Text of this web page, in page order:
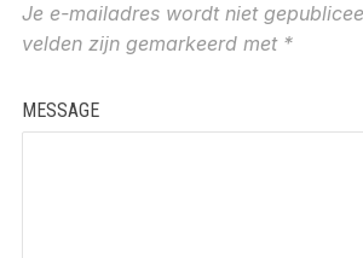
Je e-mailadres wordt niet
velden zijn gemarkeerd met *
MESSAGE